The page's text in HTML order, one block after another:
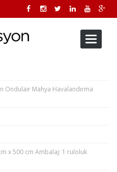
Toggle
Ondulair Mahya Havalandırma
x 500 cm Ambalaj: 1 ruloluk